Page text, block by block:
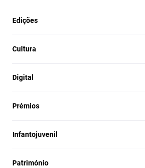
Edições
Cultura
Digital
Prémios
Infantojuvenil
Património